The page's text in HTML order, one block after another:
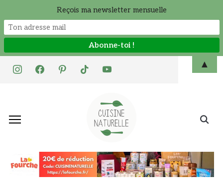
instagramfacebookpinteresttiktok youtube
Search
Reçois ma newsletter mensuelle
▲